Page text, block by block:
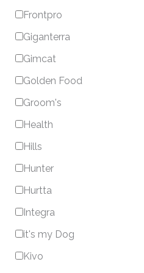
Frontpro
Giganterra
Gimcat
Golden Food
Groom's
Health
Hills
Hunter
Hurtta
Integra
it's my Dog
Kivo